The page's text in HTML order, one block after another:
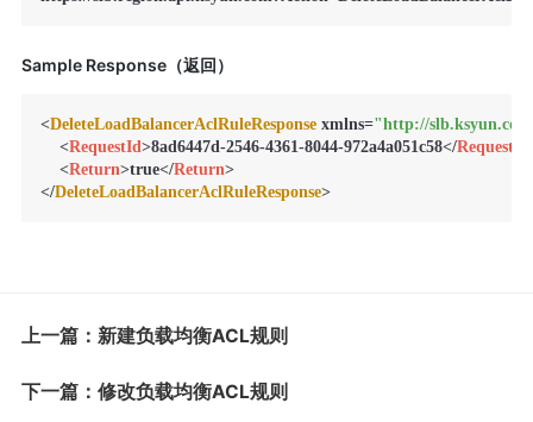
Sample Response（返回）
<DeleteLoadBalancerAclRuleResponse xmlns="http://
<RequestId>8ad6447d-2546-4361-8044-972a4a051c58</RequestId
<Return>true</Return>
</DeleteLoadBalancerAclRuleResponse >
上一篇：新建负载均衡ACL规则
下一篇：修改负载均衡ACL规则